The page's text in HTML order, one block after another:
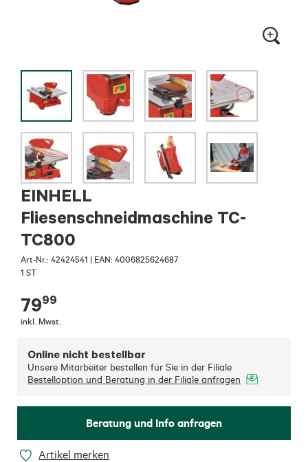
EINHELL
Fliesenschneidmaschine TC-
TC800
Art-Nr.: 42424541 | EAN: 4006825624687
1 ST
7999
inkl. Mwst.
Online nicht bestellbar
Unsere Mitarbeiter bestellen für Sie in der Filiale
Bestelloption und Beratung in der Filiale anfragen
Beratung und Info anfragen
Artikel merken